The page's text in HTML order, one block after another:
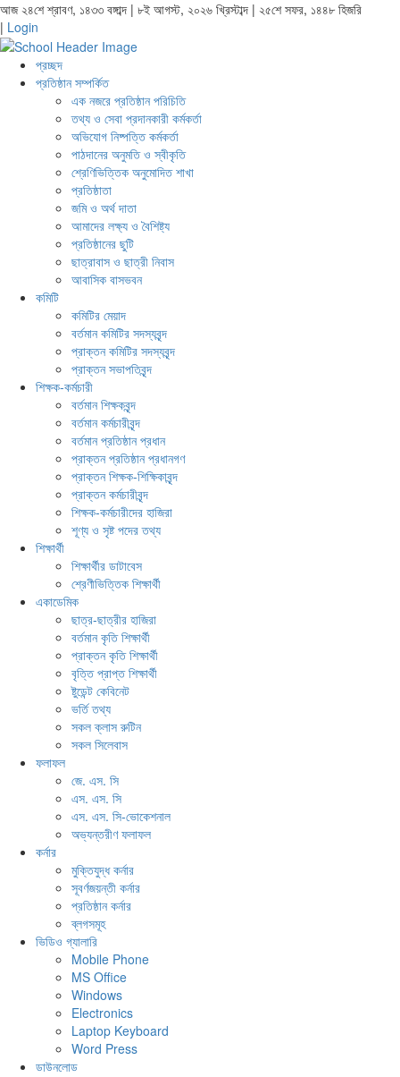
আজ ২৪শে শ্রাবণ, ১৪৩৩ বঙ্গাব্দ | ৮ই আগস্ট, ২০২৬ খ্রিস্টাব্দ | ২৫শে সফর, ১৪৪৮ হিজরি
| Login
প্রচ্ছদ
প্রতিষ্ঠান সম্পর্কিত
এক নজরে প্রতিষ্ঠান পরিচিতি
তথ্য ও সেবা প্রদানকারী কর্মকর্তা
অভিযোগ নিষ্পত্তি কর্মকর্তা
পাঠদানের অনুমতি ও স্বীকৃতি
শ্রেণিভিত্তিক অনুমোদিত শাখা
প্রতিষ্ঠাতা
জমি ও অর্থ দাতা
আমাদের লক্ষ্য ও বৈশিষ্ট্য
প্রতিষ্ঠানের ছুটি
ছাত্রাবাস ও ছাত্রী নিবাস
আবাসিক বাসভবন
কমিটি
কমিটির মেয়াদ
বর্তমান কমিটির সদস্যবৃন্দ
প্রাক্তন কমিটির সদস্যবৃন্দ
প্রাক্তন সভাপতিবৃন্দ
শিক্ষক-কর্মচারী
বর্তমান শিক্ষকবৃন্দ
বর্তমান কর্মচারীবৃন্দ
বর্তমান প্রতিষ্ঠান প্রধান
প্রাক্তন প্রতিষ্ঠান প্রধানগণ
প্রাক্তন শিক্ষক-শিক্ষিকাবৃন্দ
প্রাক্তন কর্মচারীবৃন্দ
শিক্ষক-কর্মচারীদের হাজিরা
শূণ্য ও সৃষ্ট পদের তথ্য
শিক্ষার্থী
শিক্ষার্থীর ডাটাবেস
শ্রেণীভিত্তিক শিক্ষার্থী
একাডেমিক
ছাত্র-ছাত্রীর হাজিরা
বর্তমান কৃতি শিক্ষার্থী
প্রাক্তন কৃতি শিক্ষার্থী
বৃত্তি প্রাপ্ত শিক্ষার্থী
ষ্টুডেন্ট কেবিনেট
ভর্তি তথ্য
সকল ক্লাস রুটিন
সকল সিলেবাস
ফলাফল
জে. এস. সি
এস. এস. সি
এস. এস. সি-ভোকেশনাল
অভ্যন্তরীণ ফলাফল
কর্নার
মুক্তিযুদ্ধ কর্নার
সূবর্ণজয়ন্তী কর্নার
প্রতিষ্ঠান কর্নার
ব্লগসমূহ
ভিডিও গ্যালারি
Mobile Phone
MS Office
Windows
Electronics
Laptop Keyboard
Word Press
ডাউনলোড